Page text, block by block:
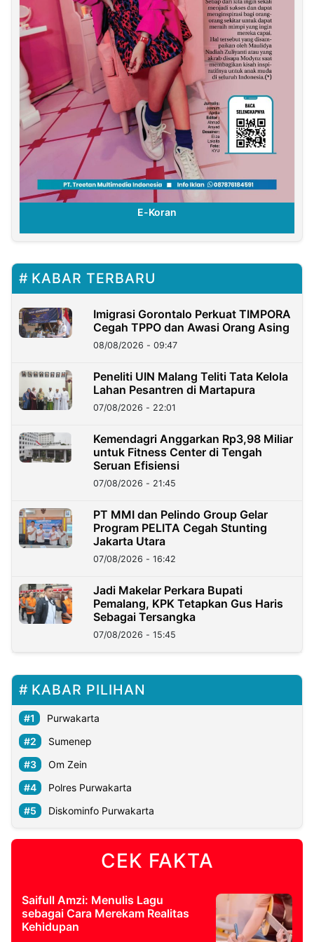
E-Koran
KABAR TERBARU
Imigrasi Gorontalo Perkuat TIMPORA
Cegah TPPO dan Awasi Orang Asing
08/08/2026 - 09:47
Peneliti UIN Malang Teliti Tata Kelola
Lahan Pesantren di Martapura
07/08/2026 - 22:01
Kemendagri Anggarkan Rp3,98 Miliar
untuk Fitness Center di Tengah
Seruan Efisiensi
07/08/2026 - 21:45
PT MMI dan Pelindo Group Gelar
Program PELITA Cegah Stunting
Jakarta Utara
07/08/2026 - 16:42
Jadi Makelar Perkara Bupati
Pemalang, KPK Tetapkan Gus Haris
Sebagai Tersangka
07/08/2026 - 15:45
KABAR PILIHAN
Purwakarta
Sumenep
Om Zein
Polres Purwakarta
Diskominfo Purwakarta
CEK FAKTA
Saifull Amzi: Menulis Lagu
sebagai Cara Merekam Realitas
Kehidupan